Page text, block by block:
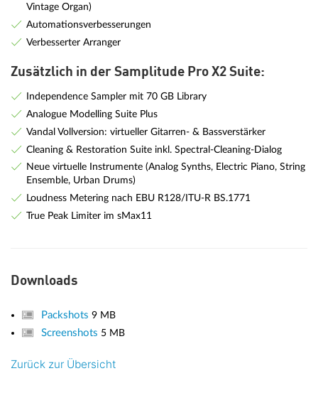
Vintage Organ)
Automationsverbesserungen
Verbesserter Arranger
Zusätzlich in der Samplitude Pro X2 Suite:
Independence Sampler mit 70 GB Library
Analogue Modelling Suite Plus
Vandal Vollversion: virtueller Gitarren- & Bassverstärker
Cleaning & Restoration Suite inkl. Spectral-Cleaning-Dialog
Neue virtuelle Instrumente (Analog Synths, Electric Piano, String
Ensemble, Urban Drums)
Loudness Metering nach EBU R128/ITU-R BS.1771
True Peak Limiter im sMax11
Downloads
Packshots9 MB
Screenshots 5 MB
Zurück zur Übersicht